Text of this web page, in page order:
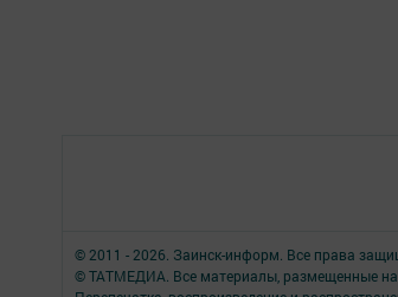
© 2011 - 2026. Заинск-информ. Все права
© ТАТМЕДИА. Все материалы, размещенные на